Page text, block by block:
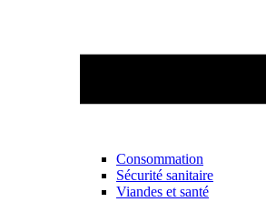
Consommation
Sécurité sanitaire
Viandes et santé